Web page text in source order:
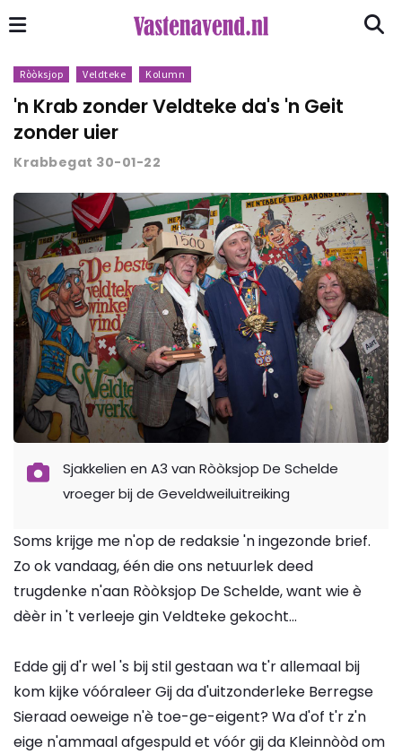
Ròòksjop Veldteke Kolumn
'n Krab zonder Veldteke da's 'n Geit
zonder uier
Krabbegat 30-01-22
Sjakkelien en A3 van Ròòksjop De Schelde
vroeger bij de Geveldweiluitreiking
Soms krijge me n'op de redaksie 'n ingezonde brief.
Zo ok vandaag, één die ons netuurlek deed
trugdenke n'aan Ròòksjop De Schelde, want wie è
dèèr in 't verleeje gin Veldteke gekocht...
Edde gij d'r wel 's bij stil gestaan wa t'r allemaal bij
kom kijke vóóraleer Gij da d'uitzonderleke Berregse
Sieraad oeweige n'è toe-ge-eigent? Wa d'of t'r z'n
eige n'ammaal afgespuld et vóór gij da Kleinnòòd om